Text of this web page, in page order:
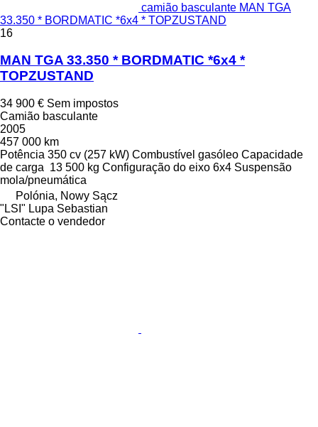
camião basculante MAN TGA
33.350 * BORDMATIC *6x4 * TOPZUSTAND
16
MAN TGA 33.350 * BORDMATIC *6x4 *
TOPZUSTAND
34 900 € Sem impostos
Camião basculante
2005
457 000 km
Potência 350 cv (257 kW) Combustível gasóleo Capacidade
de carga 13 500 kg Configuração do eixo 6x4 Suspensão
mola/pneumática
Polónia, Nowy Sącz
"LSI" Lupa Sebastian
Contacte o vendedor